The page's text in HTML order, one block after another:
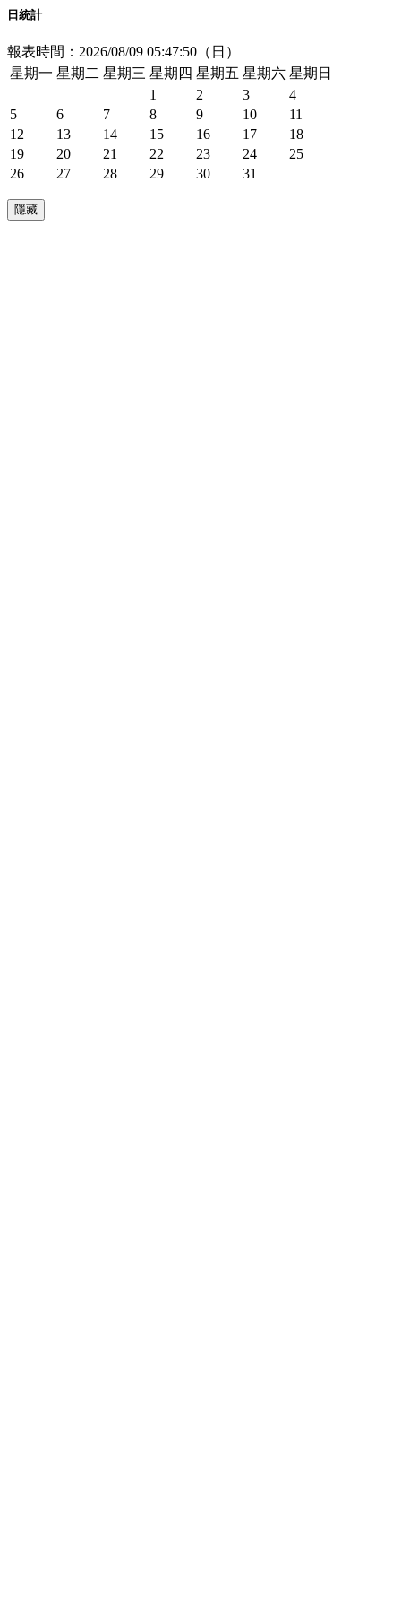
日統計
報表時間：2026/08/09 05:47:50（日）
星期一 星期二 星期三 星期四 星期五 星期六 星期日
1
2 3
4
5
6 7 8 9 10
11
12
13 14 15 16 17
18
19
20 21 22 23 24
25
26
27 28 29 30 31